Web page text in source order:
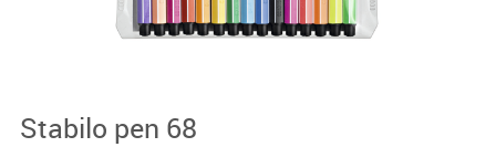
Stabilo pen 68